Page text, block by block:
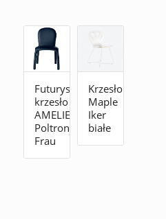
Futurystyczne
krzesło
AMELIE
Poltrona
Frau
Krzesło
Maple
Iker
białe